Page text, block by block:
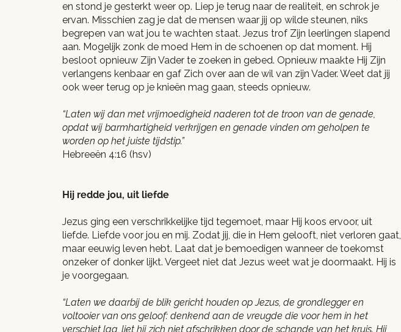
en stond je gesterkt weer op. Liep je terug naar de realiteit, en schrok je
ervan. Misschien zag je dat de mensen waar jij op wilde steunen, niks
begrepen van wat jou te wachten staat. Jezus trof Zijn leerlingen slapend
aan. Mogelijk zonk de moed Hem in de schoenen op dat moment. Hij
besloot opnieuw Zijn Vader te zoeken in gebed. Opnieuw maakte Hij Zijn
verlangens kenbaar en gaf Zich over aan de wil van zijn Vader. Weet dat jij
ook weer terug op je knieën mag gaan, steeds opnieuw.
“Laten wij dan met vrijmoedigheid naderen tot de troon van de genade,
opdat wij barmhartigheid verkrijgen en genade vinden om geholpen te
worden op het juiste tijdstip.”
Hebreeën 4:16 (hsv)
Hij redde jou, uit liefde
Jezus ging een verschrikkelijke tijd tegemoet, maar Hij koos ervoor, uit
liefde. Liefde voor jou en mij. Zodat jij, die in Hem gelooft, niet verloren gaat,
maar eeuwig leven hebt. Laat dat je bemoedigen wanneer de toekomst
onzeker of donker lijkt. Vergeet niet dat Jezus weet wat je doormaakt. Hij is
je voorgegaan.
“Laten we daarbij de blik gericht houden op Jezus, de grondlegger en
voltooier van ons geloof: denkend aan de vreugde die voor hem in het
verschiet lag, liet hij zich niet afschrikken door de schande van het kruis. Hij